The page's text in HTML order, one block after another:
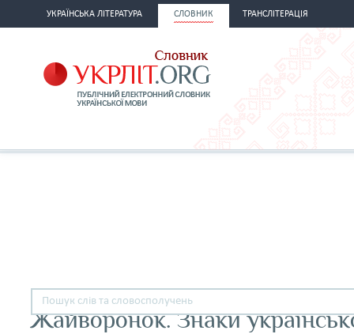
УКРАЇНСЬКА ЛІТЕРАТУРА СЛОВНИК ТРАНСЛІТЕРАЦІЯ
Жайворонок. Знаки